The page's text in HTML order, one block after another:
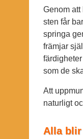
Genom
sten får
springa
främjar
som de
Att
naturligt
Alla blir